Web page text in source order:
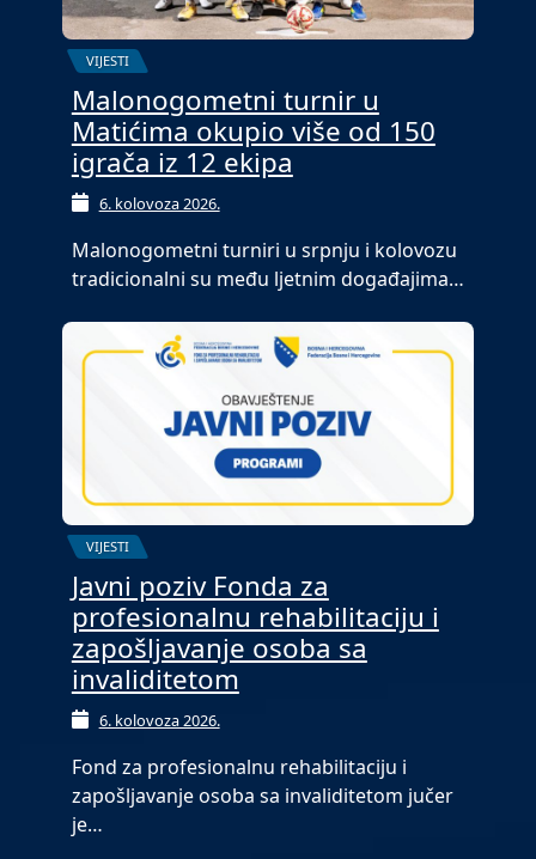
VIJESTI
Malonogometni turnir u
Matićima okupio više od 150
igrača iz 12 ekipa
6. kolovoza 2026.
Malonogometni turniri u srpnju i kolovozu
tradicionalni su među ljetnim događajima…
VIJESTI
Javni poziv Fonda za
profesionalnu rehabilitaciju i
zapošljavanje osoba sa
invaliditetom
6. kolovoza 2026.
Fond za profesionalnu rehabilitaciju i
zapošljavanje osoba sa invaliditetom jučer
je…